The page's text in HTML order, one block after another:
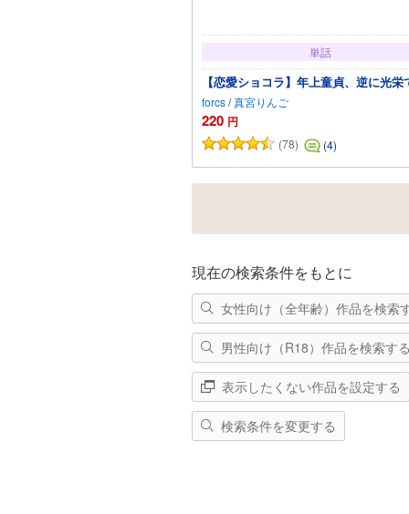
単話
【恋愛ショコラ】年上童貞、逆に光栄
forcs/真宮りんご
220 円
(78) (4)
カートに追加
現在の検索条件をもとに
女性向け（全年齢）作品を検索
男性向け（R18）作品を検索す
表示したくない作品を設定する
検索条件を変更する